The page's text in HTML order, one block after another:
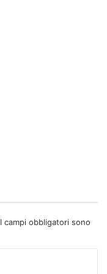
I campi obbligatori sono